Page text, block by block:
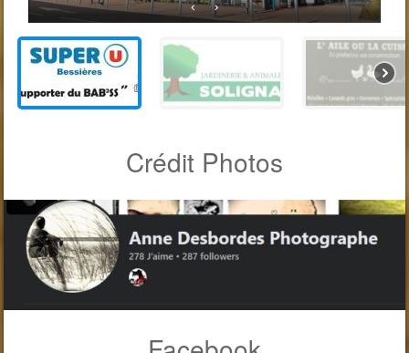
Crédit Photos